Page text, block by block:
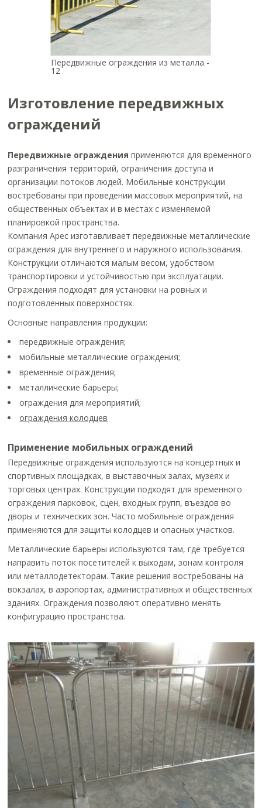
Передвижные ограждения из металла -
12
Изготовление передвижных
ограждений
Передвижные ограждения применяются для временного
разграничения территорий, ограничения доступа и
организации потоков людей. Мобильные конструкции
востребованы при проведении массовых мероприятий, на
общественных объектах и в местах с изменяемой
планировкой пространства.
Компания Арес изготавливает передвижные металлические
ограждения для внутреннего и наружного использования.
Конструкции отличаются малым весом, удобством
транспортировки и устойчивостью при эксплуатации.
Ограждения подходят для установки на ровных и
подготовленных поверхностях.
Основные направления продукции:
передвижные ограждения;
мобильные металлические ограждения;
временные ограждения;
металлические барьеры;
ограждения для мероприятий;
ограждения колодцев
Применение мобильных ограждений
Передвижные ограждения используются на концертных и
спортивных площадках, в выставочных залах, музеях и
торговых центрах. Конструкции подходят для временного
ограждения парковок, сцен, входных групп, въездов во
дворы и технических зон. Часто мобильные ограждения
применяются для защиты колодцев и опасных участков.
Металлические барьеры используются там, где требуется
направить поток посетителей к выходам, зонам контроля
или металлодетекторам. Такие решения востребованы на
вокзалах, в аэропортах, административных и общественных
зданиях. Ограждения позволяют оперативно менять
конфигурацию пространства.